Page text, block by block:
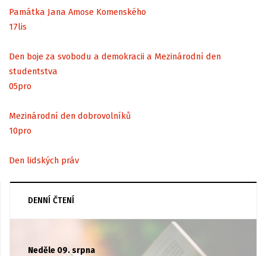
Památka Jana Amose Komenského
17lis
Den boje za svobodu a demokracii a Mezinárodní den
studentstva
05pro
Mezinárodní den dobrovolníků
10pro
Den lidských práv
DENNÍ ČTENÍ
Neděle 09. srpna